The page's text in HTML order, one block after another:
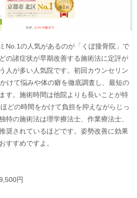
No.1の人気があるのが「くぼ接骨院」で
の諸症状が早期改善する施術法に定評が
人が多い人気院です。初回カウンセリン
けて悩みや体の癖を徹底調査し、最短の
す。施術時間は他院よりも長いことが特
どの時間をかけて負担を抑えながらじっ
特の施術法は理学療法士、作業療法士、
奨されているほどです。姿勢改善に効果
すすめですよ。
円